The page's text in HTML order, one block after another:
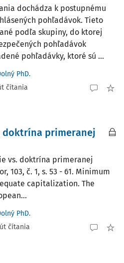
dochádza k postupnému
pohľadávok. Tieto
podľa skupiny, do ktorej
pohľadávok
pohľadávky, ktoré sú ...
PhD.
čítania
doktrína primeranej
vs. doktrína primeranej
103, č. 1, s. 53 - 61. Minimum
capitalization. The
PhD.
čítania